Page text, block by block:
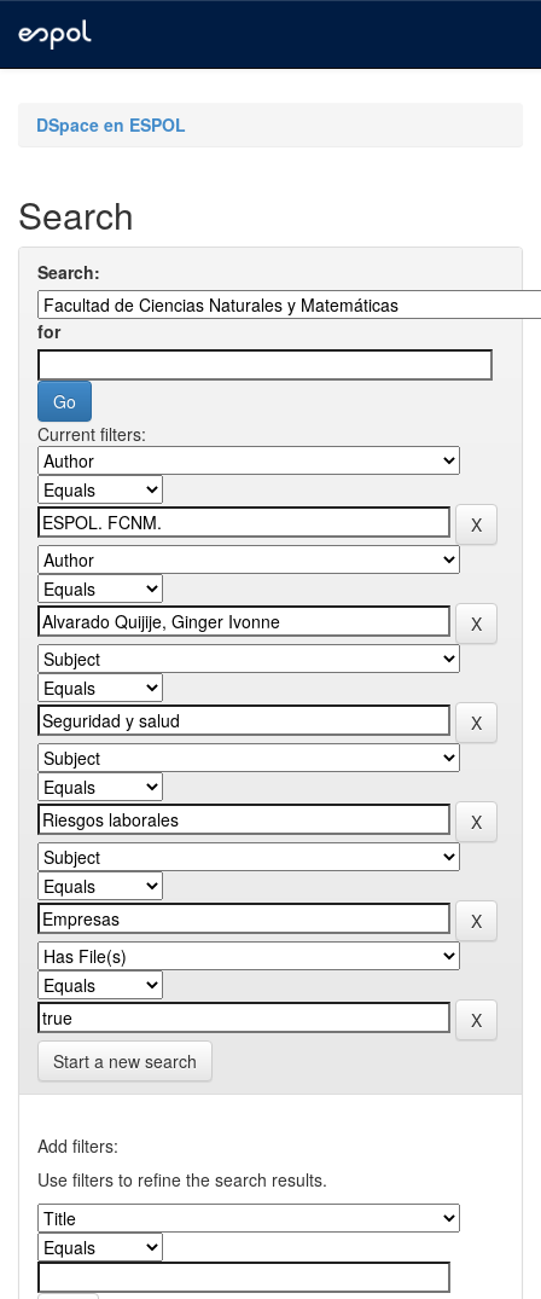
navigationDSpace en ESPOL
Search
Search:
for
Current filters:
Start a new search
Add filters:
Use filters to refine the search results.